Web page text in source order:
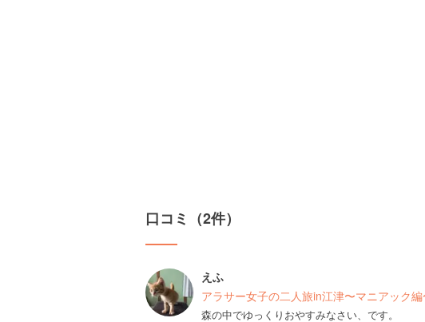
口コミ（2件）
えふ
アラサー女子の二人旅in江津〜マニアック編
森の中でゆっくりおやすみなさい、です。